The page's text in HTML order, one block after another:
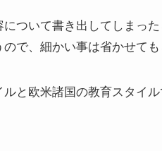
ついて書き出してしまっ
で、細かい事は省かせても
と欧米諸国の教育スタイ